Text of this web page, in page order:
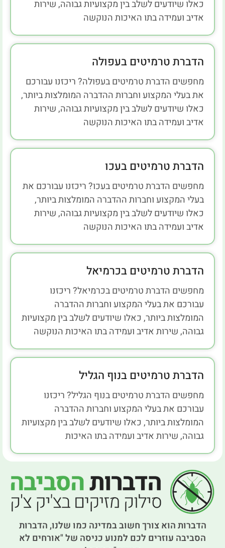
כאלו שיודעים לשלב בין מקצועיות גבוהה, שירות
אדיב ועמידה בתו האיכות הנוקשה
הדברת טרמיטים בעפולה
מחפשים הדברת טרמיטים בעפולה? ריכזנו עבורכם
את בעלי המקצוע וחברות ההדברה המומלצות ביותר,
כאלו שיודעים לשלב בין מקצועיות גבוהה, שירות
אדיב ועמידה בתו האיכות הנוקשה
הדברת טרמיטים בעכו
מחפשים הדברת טרמיטים בעכו? ריכזנו עבורכם את
בעלי המקצוע וחברות ההדברה המומלצות ביותר,
כאלו שיודעים לשלב בין מקצועיות גבוהה, שירות
אדיב ועמידה בתו האיכות הנוקשה
הדברת טרמיטים בכרמיאל
מחפשים הדברת טרמיטים בכרמיאל? ריכזנו
עבורכם את בעלי המקצוע וחברות ההדברה
המומלצות ביותר, כאלו שיודעים לשלב בין מקצועיות
גבוהה, שירות אדיב ועמידה בתו האיכות הנוקשה
הדברת טרמיטים בנוף הגליל
מחפשים הדברת טרמיטים בנוף הגליל? ריכזנו
עבורכם את בעלי המקצוע וחברות ההדברה
המומלצות ביותר, כאלו שיודעים לשלב בין מקצועיות
גבוהה, שירות אדיב ועמידה בתו האיכות
הדברות הוא צורך חשוב במדינה כמו שלנו, הדברות
הסביבה עוזרים לכם למנוע כניסה של "אורחים לא